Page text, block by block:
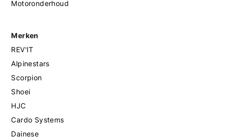
Motoronderhoud
Merken
REV'IT
Alpinestars
Scorpion
Shoei
HJC
Cardo Systems
Dainese